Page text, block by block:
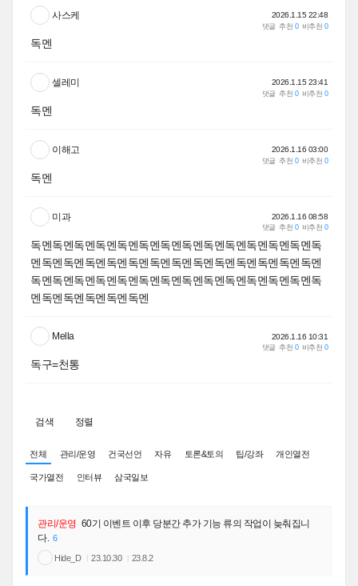
사스케 2026.1.15 22:48
댓글 추천 0 비추천 0
독멘
셀레미 2026.1.15 23:41
댓글 추천 0 비추천 0
독멘
이해고 2026.1.16 03:00
댓글 추천 0 비추천 0
독멘
미과 2026.1.16 08:58
댓글 추천 0 비추천 0
독멘독멘독멘독멘독멘독멘독멘독멘독멘독멘독멘독멘독멘독
멘독멘독멘독멘독멘독멘독멘독멘독멘독멘독멘독멘독멘독멘
독멘독멘독멘독멘독멘독멘독멘독멘독멘독멘독멘독멘독멘독
멘독멘독멘독멘독멘독멘
Mella 2026.1.16 10:31
댓글 추천 0 비추천 0
독구=천통
검색 정렬
전체 관리/운영 건국선언 자유 토론&토의 팁/강좌 개인열전
국가열전 인터뷰 삼국일보
관리/운영 60기 이벤트 이후 당분간 추가 기능 류의 작업이 늦춰집니
다. 6
Hide_D 23.10.30 23.8.2